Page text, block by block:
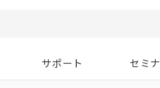
サポート セミナ